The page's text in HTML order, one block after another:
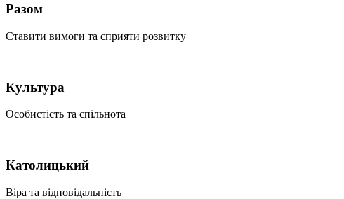
Разом
Ставити вимоги та сприяти розвитку
Культура
Особистість та спільнота
Католицький
Віра та відповідальність